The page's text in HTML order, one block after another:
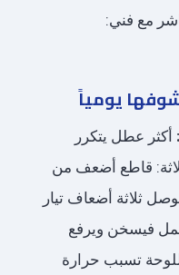
مع فني:
يومياً
أكثر عطل يتكرر
قاطع أضعف من
ثلاثة أضعاف تيار
فيسخن ويرفع
تسبب حرارة